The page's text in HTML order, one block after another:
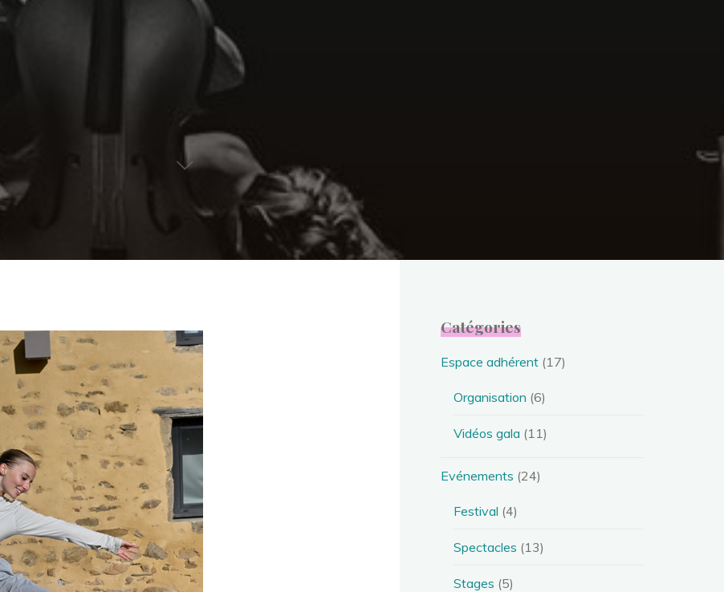
Catégories
Espace adhérent (17)
Organisation (6)
Vidéos gala (11)
Evénements (24)
Festival (4)
Spectacles (13)
Stages (5)